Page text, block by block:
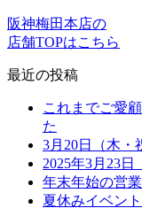
阪神梅田本店の
店舗TOPはこちら
最近の投稿
これまでご愛
た
3月20日（木・
2025年3月23
年末年始の営
夏休みイベント